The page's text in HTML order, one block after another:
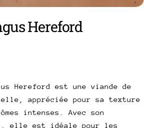
Hereford
Hereford est une viande de
appréciée pour sa texture
intenses. Avec son
elle est idéale pour les